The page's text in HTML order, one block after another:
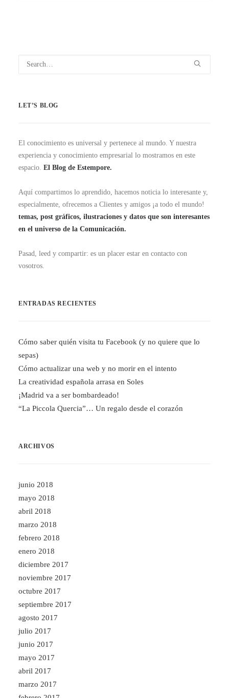
LET’S BLOG
El conocimiento es universal y pertenece al mundo. Y nuestra
experiencia y conocimiento empresarial lo mostramos en este
espacio. El Blog de Estempore.
Aquí compartimos lo aprendido, hacemos noticia lo interesante y,
especialmente, ofrecemos a Clientes y amigos ¡a todo el mundo!
temas, post gráficos, ilustraciones y datos que son interesantes
en el universo de la Comunicación.
Pasad, leed y compartir: es un placer estar en contacto con
vosotros.
ENTRADAS RECIENTES
Cómo saber quién visita tu Facebook (y no quiere que lo
sepas)
Cómo actualizar una web y no morir en el intento
La creatividad española arrasa en Soles
¡Madrid va a ser bombardeado!
“La Piccola Quercia”… Un regalo desde el corazón
ARCHIVOS
junio 2018
mayo 2018
abril 2018
marzo 2018
febrero 2018
enero 2018
diciembre 2017
noviembre 2017
octubre 2017
septiembre 2017
agosto 2017
julio 2017
junio 2017
mayo 2017
abril 2017
marzo 2017